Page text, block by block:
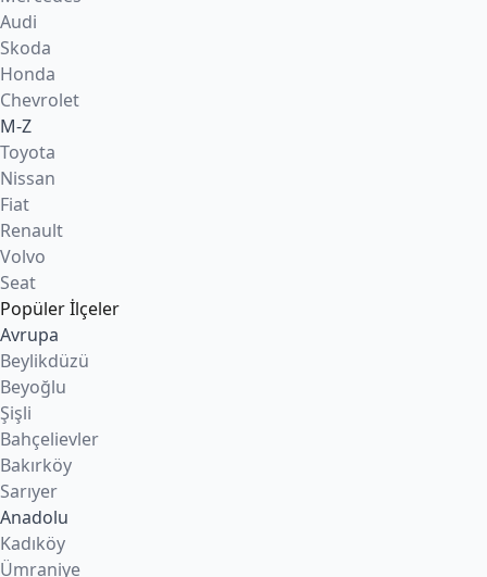
Audi
Skoda
Honda
Chevrolet
M-Z
Toyota
Nissan
Fiat
Renault
Volvo
Seat
Popüler İlçeler
Avrupa
Beylikdüzü
Beyoğlu
Şişli
Bahçelievler
Bakırköy
Sarıyer
Anadolu
Kadıköy
Ümraniye